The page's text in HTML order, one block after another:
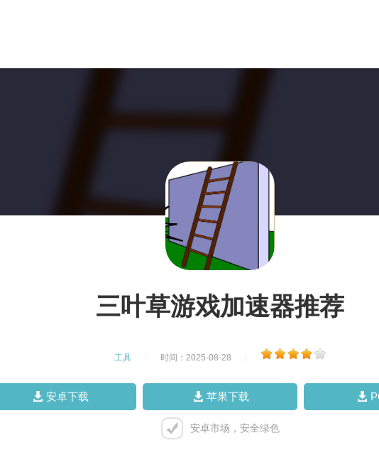
三叶草游戏加速器推荐
工具 时间：2025-08-28
安卓下载 苹果下载
安卓市场，安全绿色